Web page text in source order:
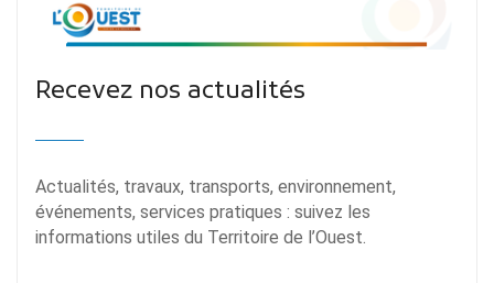
Recevez nos actualités
Actualités, travaux, transports, environnement,
événements, services pratiques : suivez les
informations utiles du Territoire de l’Ouest.